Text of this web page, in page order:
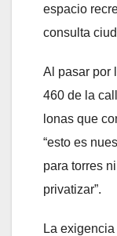
espacio
consulta
Al pasar por
460 de la
lonas que
“esto es
para torres
privatizar”.
La